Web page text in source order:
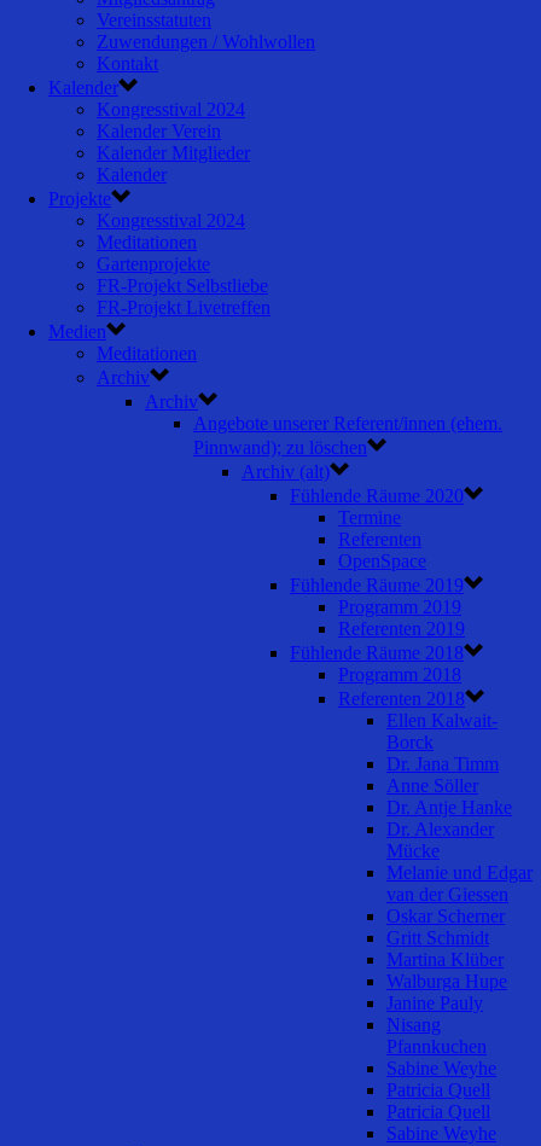
Vereinsstatuten
Zuwendungen / Wohlwollen
Kontakt
Kalender
Kongresstival 2024
Kalender Verein
Kalender Mitglieder
Kalender
Projekte
Kongresstival 2024
Meditationen
Gartenprojekte
FR-Projekt Selbstliebe
FR-Projekt Livetreffen
Medien
Meditationen
Archiv
Archiv
Angebote unserer Referent/innen (ehem.
Pinnwand); zu löschen
Archiv (alt)
Fühlende Räume 2020
Termine
Referenten
OpenSpace
Fühlende Räume 2019
Programm 2019
Referenten 2019
Fühlende Räume 2018
Programm 2018
Referenten 2018
Ellen Kalwait-
Borck
Dr. Jana Timm
Anne Söller
Dr. Antje Hanke
Dr. Alexander
Mücke
Melanie und Edgar
van der Giessen
Oskar Scherner
Gritt Schmidt
Martina Klüber
Walburga Hupe
Janine Pauly
Nisang
Pfannkuchen
Sabine Weyhe
Patricia Quell
Patricia Quell
Sabine Weyhe